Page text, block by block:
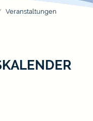
Veranstaltungen